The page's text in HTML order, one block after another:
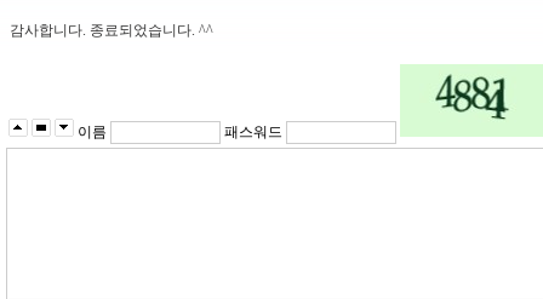
감사합니다. 종료되었습니다. ^^
이름 패스워드